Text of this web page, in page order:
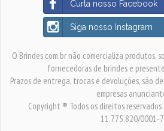
Curta nosso Facebook
Siga nosso Instagram
O Brindes.com.br não comercializa produtos,
fornecedoras de brindes e
Prazos de entrega, trocas e devoluções, são
empresas
Copyright ® Todos os direitos reservados
11.775.820/0001-